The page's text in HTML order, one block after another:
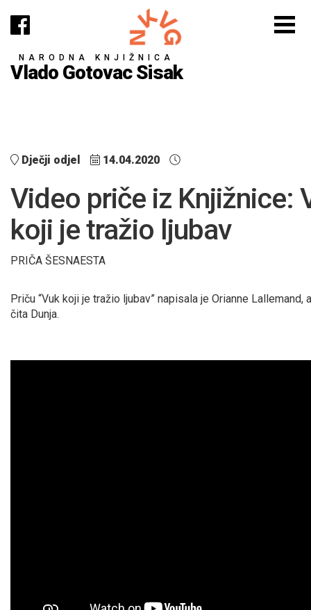
NARODNA KNJIŽNICA
Vlado Gotovac Sisak
Dječji odjel 14.04.2020
Video priče iz Knjižnice:
koji je tražio ljubav
PRIČA ŠESNAESTA
Priču “Vuk koji je tražio ljubav” napisala je Orianne Lallemand,
čita Dunja.